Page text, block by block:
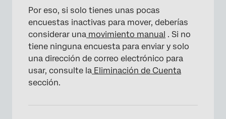
Por eso, si solo tienes unas pocas
encuestas inactivas para mover, deberías
considerar una movimiento manual . Si no
tiene ninguna encuesta para enviar y solo
una dirección de correo electrónico para
usar, consulte la Eliminación de Cuenta
sección.